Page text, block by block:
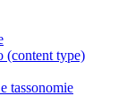
(content type)
tassonomie